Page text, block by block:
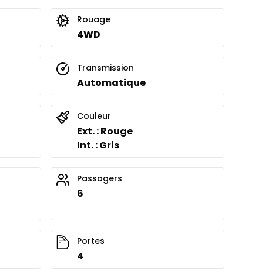
Rouage
4WD
Transmission
Automatique
Couleur
Ext. : Rouge
Int. : Gris
Passagers
6
Portes
4